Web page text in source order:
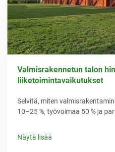
Valmisrakennetun talon
liiketoimintavaikutukset
Selvitä, miten
10–25 %, työvoimaa 50 % ja
Näytä lisää